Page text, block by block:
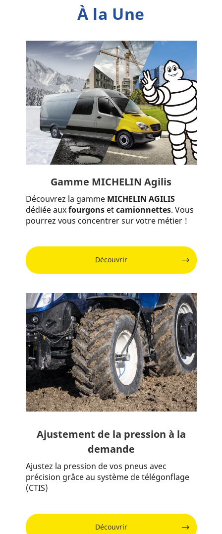
À la Une
Gamme MICHELIN Agilis
Découvrez la gamme MICHELIN AGILIS
dédiée auxfourgonsetcamionnettes. Vous
pourrez vous concentrer sur votre métier !
Découvrir
Ajustement de la pression à la
demande
Ajustez la pression de vos pneus avec
précision grâce au système de télégonflage
(CTIS)
Découvrir